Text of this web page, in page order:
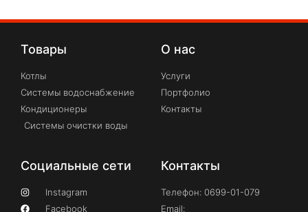
Товары
Котлы
Системы водоснабжение
Кондиционеры
Системы очистки воды
О нас
Услуги
Портфолио
Контакты
Социальные сети
Instagram
Facebook
Контакты
Телефон: 0699-01-079
Email: